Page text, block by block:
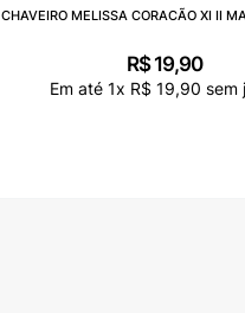
CHAVEIRO MELISSA CORACÃO XI II
R$ 19,90
Em até 1x R$ 19,90 sem